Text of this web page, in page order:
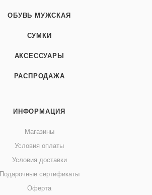
ОБУВЬ МУЖСКАЯ
СУМКИ
АКСЕССУАРЫ
РАСПРОДАЖА
ИНФОРМАЦИЯ
Магазины
Условия оплаты
Условия доставки
Подарочные сертификаты
Оферта